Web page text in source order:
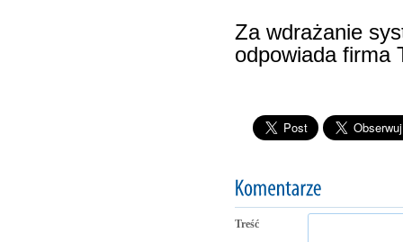
Za wdrażanie
odpowiada firma
Treść